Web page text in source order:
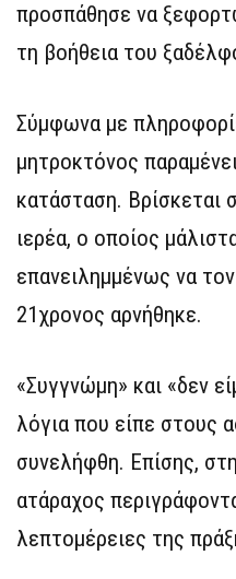
προσπάθησε να
τη βοήθεια του
Σύμφωνα με
μητροκτόνος
κατάσταση. Βρίσκεται
ιερέα, ο οποίος
επανειλημμένως να
21χρονος αρνήθηκε.
«Συγγνώμη» και «δεν
λόγια που είπε στους
συνελήφθη. Επίσης,
ατάραχος
λεπτομέρειες της